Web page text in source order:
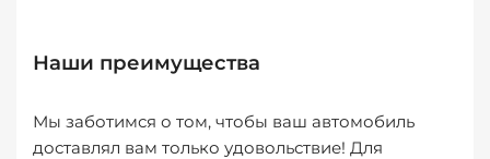
Наши преимущества
Мы заботимся о том, чтобы ваш автомобиль
доставлял вам только удовольствие! Для